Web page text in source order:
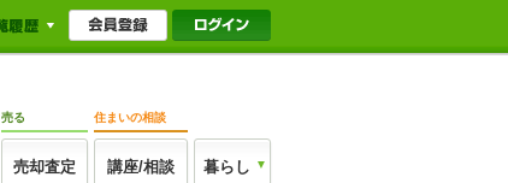
売る
売却査定
住まいの相談
講座/相談 暮らし